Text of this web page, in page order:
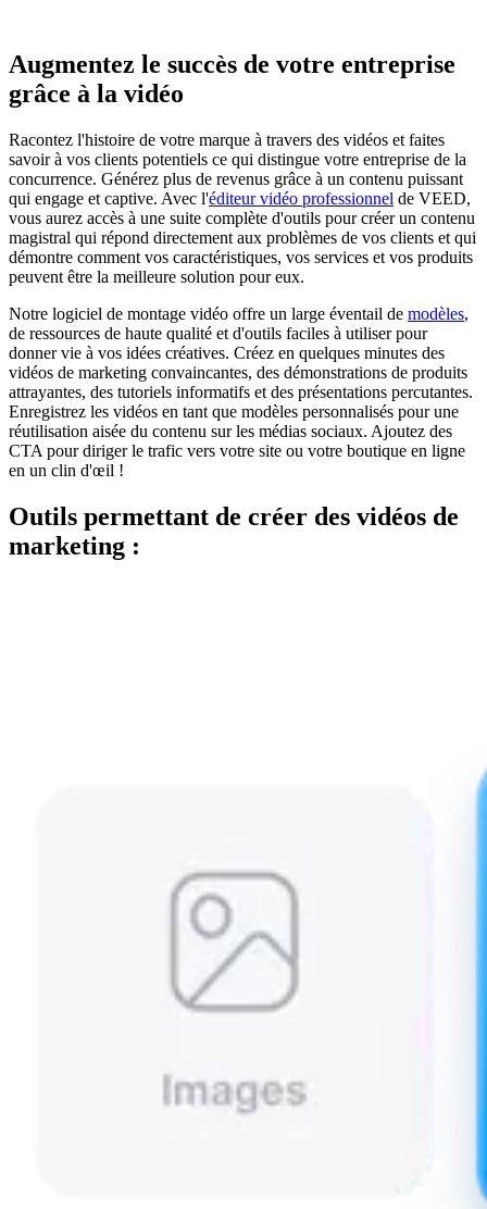
Augmentez le succès de votre entreprise
grâce à la vidéo
Racontez l'histoire de votre marque à travers des vidéos et faites
savoir à vos clients potentiels ce qui distingue votre entreprise de la
concurrence. Générez plus de revenus grâce à un contenu puissant
qui engage et captive. Avec l'éditeur vidéo professionnel de VEED,
vous aurez accès à une suite complète d'outils pour créer un contenu
magistral qui répond directement aux problèmes de vos clients et qui
démontre comment vos caractéristiques, vos services et vos produits
peuvent être la meilleure solution pour eux.
Notre logiciel de montage vidéo offre un large éventail de modèles,
de ressources de haute qualité et d'outils faciles à utiliser pour
donner vie à vos idées créatives. Créez en quelques minutes des
vidéos de marketing convaincantes, des démonstrations de produits
attrayantes, des tutoriels informatifs et des présentations percutantes.
Enregistrez les vidéos en tant que modèles personnalisés pour une
réutilisation aisée du contenu sur les médias sociaux. Ajoutez des
CTA pour diriger le trafic vers votre site ou votre boutique en ligne
en un clin d'œil !
Outils permettant de créer des vidéos de
marketing :